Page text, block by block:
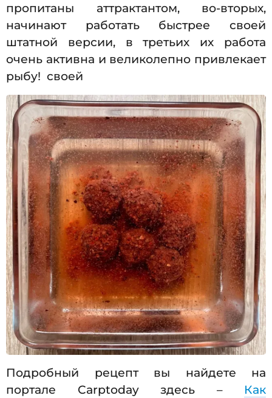
пропитаны аттрактантом, во-вторых,
начинают работать быстрее своей
штатной версии, в третьих их работа
очень активна и великолепно привлекает
рыбу! своей
Подробный рецепт вы найдете на
портале Carptoday здесь – Как